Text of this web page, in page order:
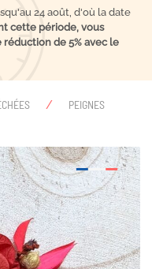
24 août, d'où la date
cette période, vous
de 5% avec le
PEIGNES